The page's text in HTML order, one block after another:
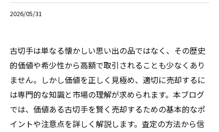
2026/05/31
古切手は単なる懐かしい思い出の品ではなく、その歴史
的価値や希少性から高額で取引されることも少なくあり
ません。しかし価値を正しく見極め、適切に売却するに
は専門的な知識と市場の理解が求められます。本ブログ
では、価値ある古切手を賢く売却するための基本的なポ
イントや注意点を詳しく解説します。査定の方法から信